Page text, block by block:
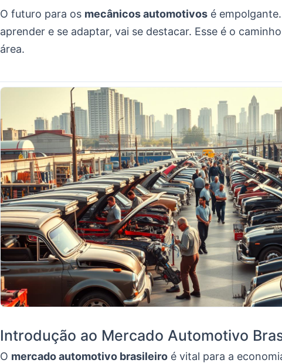
O futuro para os mecânicos automotivos é
aprender e se adaptar, vai se destacar. Esse é o
área.
Introdução ao Mercado Automotivo
O mercado automotivo brasileiro é vital para a